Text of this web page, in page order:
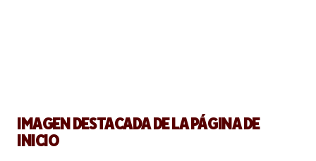
IMAGEN DESTACADA DE LA PÁGINA DE
INICIO